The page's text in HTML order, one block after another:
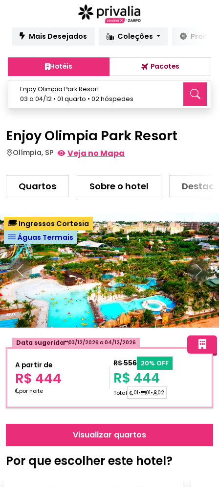
Mais Desejados Coleções
Hotéis Pacotes
Enjoy Olimpia Park Resort
03 a 04/12 • 01 quarto • 02 hóspedes
Enjoy Olimpia Park Resort
Olímpia, SP Veja no Mapa
Quartos Sobre o hotel
Anterior
Ingressos Cortesia
Águas Termais
Por que escolher este hotel?
Data sugerida 03/12/2026 a 04/12/2026
A partir de
R$ 444
por noite
R$ 556 20% OFF
R$ 444
Total 01• 01• 02
Visualizar quartos